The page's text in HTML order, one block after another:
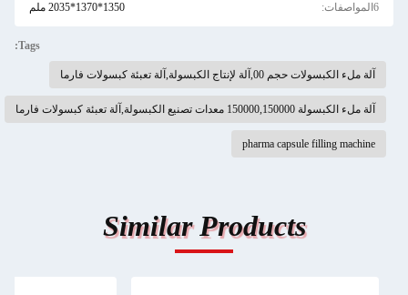
6المواصفات: 1350*1370*2035 ملم
Tags:
آلة ملء الكبسولات حجم 00,آلة لإنتاج الكبسولة,آلة تعبئة كبسولات فارما
آلة ملء الكبسولة 150000,150000 معدات تصنيع الكبسولة,آلة تعبئة كبسولات فارما
pharma capsule filling machine
Similar Products